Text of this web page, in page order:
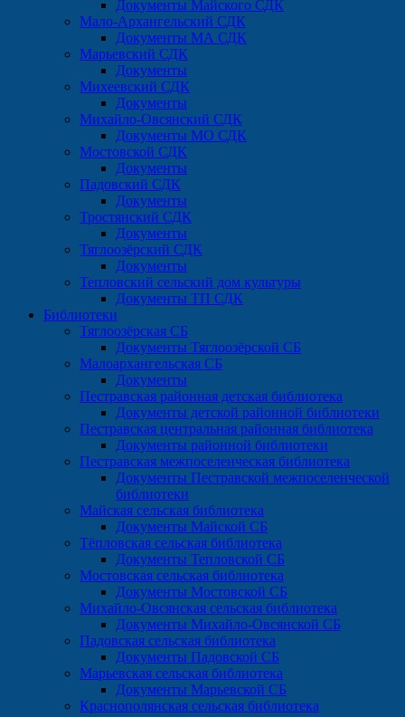
Документы Майского СДК
Мало-Архангельский СДК
Документы МА СДК
Марьевский СДК
Документы
Михеевский СДК
Документы
Михайло-Овсянский СДК
Документы МО СДК
Мостовской СДК
Документы
Падовский СДК
Документы
Тростянский СДК
Документы
Тяглоозёрский СДК
Документы
Тепловский сельский дом культуры
Документы ТП СДК
Библиотеки
Тяглоозёрская СБ
Документы Тяглоозёрской СБ
Малоархангельская СБ
Документы
Пестравская районная детская библиотека
Документы детской районной библиотеки
Пестравская центральная районная библиотека
Документы районной библиотеки
Пестравская межпоселенческая библиотека
Документы Пестравской межпоселенческой
библиотеки
Майская сельская библиотека
Документы Майской СБ
Тёпловская сельская библиотека
Документы Тепловской СБ
Мостовская сельская библиотека
Документы Мостовской СБ
Михайло-Овсянская сельская библиотека
Документы Михайло-Овсянской СБ
Падовская сельская библиотека
Документы Падовской СБ
Марьевская сельская библиотека
Документы Марьевской СБ
Краснополянская сельская библиотека